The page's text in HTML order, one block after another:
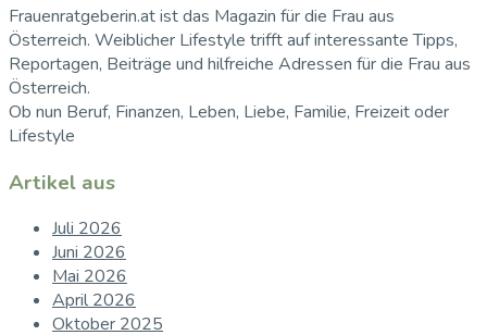
Frauenratgeberin.at ist das Magazin für die Frau aus
Österreich. Weiblicher Lifestyle trifft auf interessante Tipps,
Reportagen, Beiträge und hilfreiche Adressen für die Frau aus
Österreich.
Ob nun Beruf, Finanzen, Leben, Liebe, Familie, Freizeit oder
Lifestyle
Artikel aus
Juli 2026
Juni 2026
Mai 2026
April 2026
Oktober 2025